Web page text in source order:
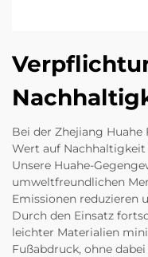
Bei der Zhejiang
Wert auf
Unsere Huahe-
umweltfreundlichen
Emissionen reduzieren
Durch den Einsatz
leichter Materialien
Fußabdruck, ohne